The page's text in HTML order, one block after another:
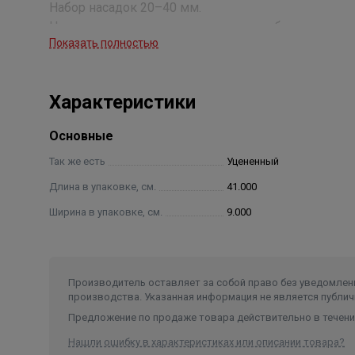
Набор насадок 20–40 мм.
Инструмент для установки сварных насадок.
Инструмент упакован в металлический ящик
Если во время сварки разогретый материал трубы
Показать полностью
Характеристики
Основные
Так же есть Уцененный
Длина в упаковке, см. 41.000
Ширина в упаковке, см. 9.000
Производитель оставляет за собой право без
производства. Указанная информация не является
Предложение по продаже товара действительно в
Нашли ошибку в характеристиках или описании товара?